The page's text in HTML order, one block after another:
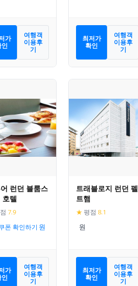
가
여행객
이용후
기
최저가
확인
여행객
이용후
기
런던 블룸스
호텔
7.9
폰 확인하기
가
여행객
이용후
기
트래블로지 런던 펠
트햄
★ 평점 8.1
최저가
확인
여행객
이용후
기